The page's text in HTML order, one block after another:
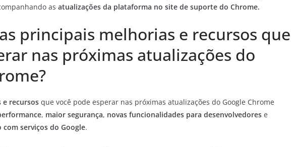
as atualizações da plataforma no site de suporte do Chrome.
principais melhorias e recursos que
nas próximas atualizações do
e recursos que você pode esperar nas próximas atualizações do Google Chrome
, maior segurança, novas funcionalidades para desenvolvedores e
serviços do Google.